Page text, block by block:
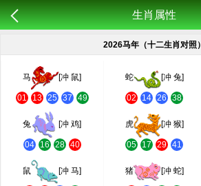
生肖属性
2026马年（十二生肖对照）
马 [冲 鼠]
01 13 25 37 49
蛇 [冲 兔]
02 14 26 38
兔 [冲 鸡]
04 16 28 40
虎 [冲 猴]
05 17 29 41
鼠 [冲 马] 猪 [冲 蛇]